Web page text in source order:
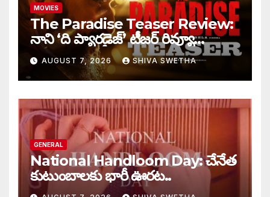
MOVIES
The Paradise Teaser Review:
నాని ‘ది ప్యారడైజ్’ టీజర్ రివ్యూ…
AUGUST 7, 2026 SHIVA SWETHA
GENERAL
National Handloom Day: చేనేత
కుటుంబాలకు భారీ ఊరట..